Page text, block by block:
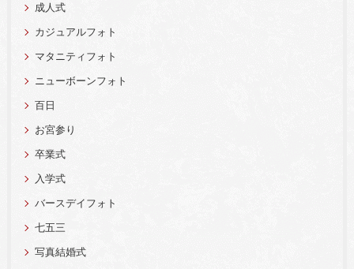
成人式
カジュアルフォト
マタニティフォト
ニューボーンフォト
百日
お宮参り
卒業式
入学式
バースデイフォト
七五三
写真結婚式